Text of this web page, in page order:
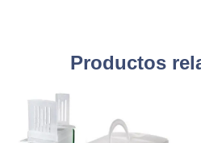
Productos